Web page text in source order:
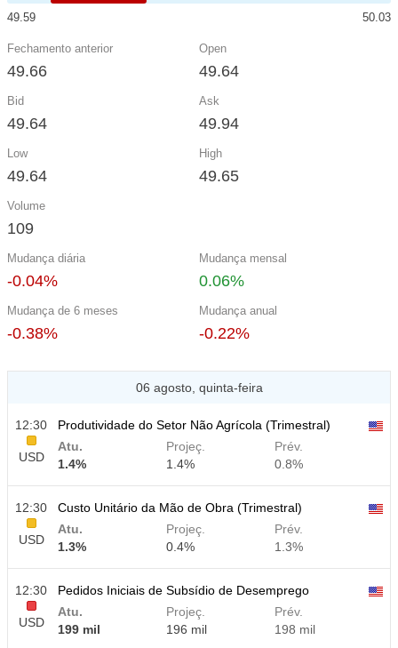
49.59 50.03
Fechamento anterior
49.66
Open
49.64
Bid
49.64
Ask
49.94
Low
49.64
High
49.65
Volume
109
Mudança diária
-0.04%
Mudança mensal
0.06%
Mudança de 6 meses
-0.38%
Mudança anual
-0.22%
06 agosto, quinta-feira
12:30
USD
Produtividade do Setor Não Agrícola (Trimestral)
Atu.
1.4%
Projeç.
1.4%
Prév.
0.8%
12:30
USD
Custo Unitário da Mão de Obra (Trimestral)
Atu.
1.3%
Projeç.
0.4%
Prév.
1.3%
12:30
USD
Pedidos Iniciais de Subsídio de Desemprego
Atu.
199 mil
Projeç.
196 mil
Prév.
198 mil